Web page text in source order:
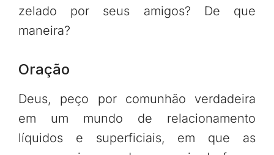
zelado por seus amigos? De que
maneira?
Oração
Deus, peço por comunhão verdadeira
em um mundo de relacionamento
líquidos e superficiais, em que as